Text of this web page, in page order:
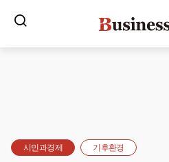
시민과경제 기후환경